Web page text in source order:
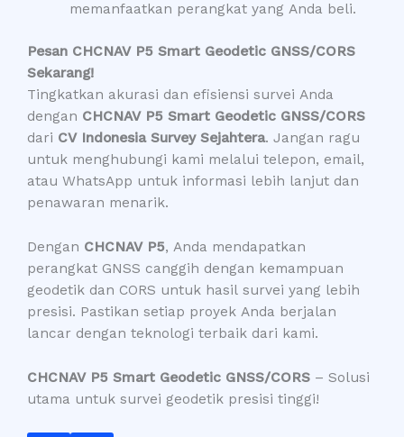
memanfaatkan perangkat yang Anda beli.
Pesan CHCNAV P5 Smart Geodetic GNSS/CORS
Sekarang!
Tingkatkan akurasi dan efisiensi survei Anda
dengan CHCNAV P5 Smart Geodetic GNSS/CORS
dari CV Indonesia Survey Sejahtera. Jangan ragu
untuk menghubungi kami melalui telepon, email,
atau WhatsApp untuk informasi lebih lanjut dan
penawaran menarik.
Dengan CHCNAV P5, Anda mendapatkan
perangkat GNSS canggih dengan kemampuan
geodetik dan CORS untuk hasil survei yang lebih
presisi. Pastikan setiap proyek Anda berjalan
lancar dengan teknologi terbaik dari kami.
CHCNAV P5 Smart Geodetic GNSS/CORS – Solusi
utama untuk survei geodetik presisi tinggi!